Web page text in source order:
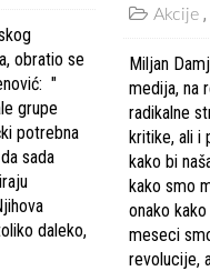
obratio se
"
grupe
potrebna
sada
daleko,
Akcije
Miljan
medija, na
radikalne
kritike, ali i
kako bi
kako smo
onako
meseci
revolucije,